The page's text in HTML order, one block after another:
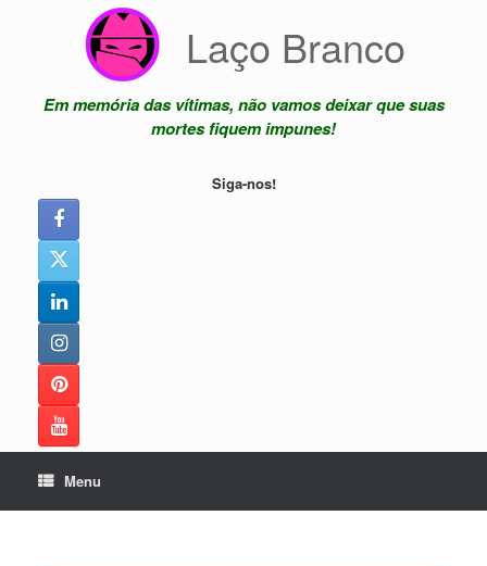
Laço Branco
Em memória das vítimas, não vamos deixar que suas
mortes fiquem impunes!
Siga-nos!
Menu